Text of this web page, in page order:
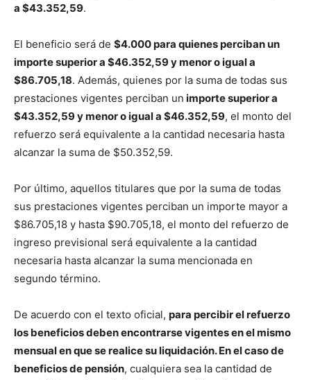
a $43.352,59.
El beneficio será de $4.000 para quienes perciban un
importe superior a $46.352,59 y menor o igual a
$86.705,18. Además, quienes por la suma de todas sus
prestaciones vigentes perciban un importe superior a
$43.352,59 y menor o igual a $46.352,59, el monto del
refuerzo será equivalente a la cantidad necesaria hasta
alcanzar la suma de $50.352,59.
Por último, aquellos titulares que por la suma de todas
sus prestaciones vigentes perciban un importe mayor a
$86.705,18 y hasta $90.705,18, el monto del refuerzo de
ingreso previsional será equivalente a la cantidad
necesaria hasta alcanzar la suma mencionada en
segundo término.
De acuerdo con el texto oficial, para percibir el refuerzo
los beneficios deben encontrarse vigentes en el mismo
mensual en que se realice su liquidación. En el caso de
beneficios de pensión, cualquiera sea la cantidad de